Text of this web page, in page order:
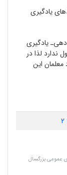
های یادگیری
ـ یادگیری
ندارد لذا در
معلمان این
2
عمومی بزرگسال